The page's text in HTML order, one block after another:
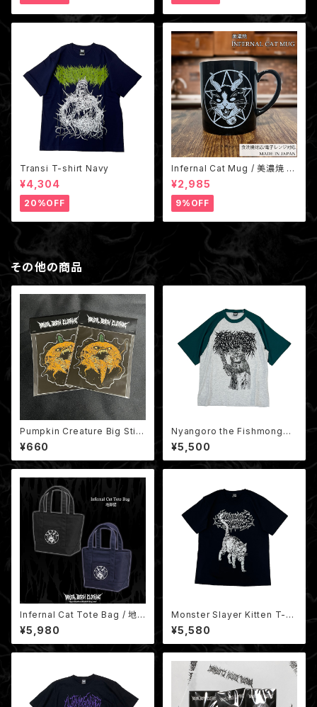
Transi T-shirt Navy
¥4,304
20%OFF
Infernal Cat Mug / 美濃焼 地
獄猫マグカップ 国産（非売品ス
テッカー付き）
¥2,985
9%OFF
その他の商品
Pumpkin Creature Big Stic
ker / カボチャのクリーチャース
テッカー
¥660
Nyangoro the Fishmonger
/ 解体猫ニャンゴロウ ラグランT
-shirt（グリーン）
¥5,500
Infernal Cat Tote Bag / 地
獄猫トートバッグ（缶バッジ付き）
¥5,980
Monster Slayer Kitten T-sh
irt / モンスタースレイヤー子猫
¥5,580